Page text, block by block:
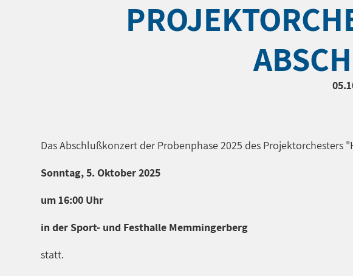
Das Abschlußkonzert der Probenphase 2025 des Projektorchesters
Sonntag, 5. Oktober 2025
um 16:00 Uhr
in der Sport- und Festhalle Memmingerberg
statt.